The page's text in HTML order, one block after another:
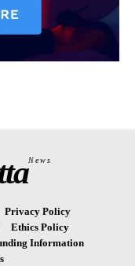
News
Privacy Policy
Ethics Policy
Information